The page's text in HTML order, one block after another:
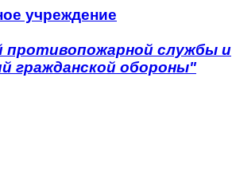
учреждение
противопожарной службы и
гражданской обороны"